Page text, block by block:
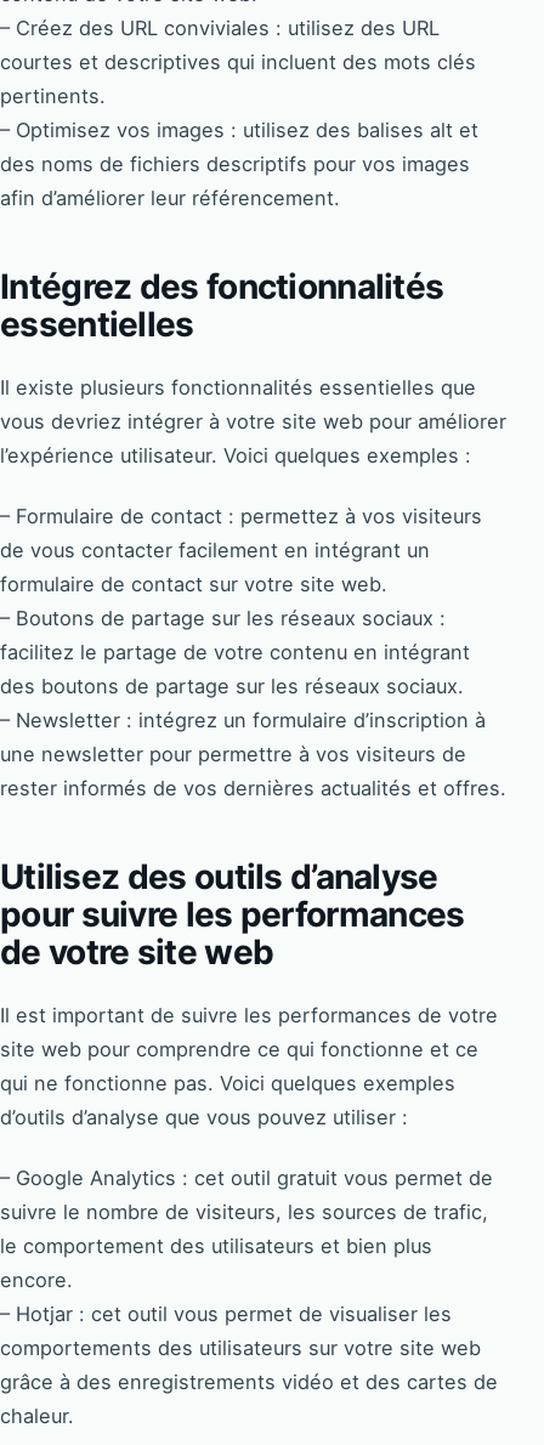
– Créez des URL conviviales : utilisez des URL
courtes et descriptives qui incluent des mots clés
pertinents.
– Optimisez vos images : utilisez des balises alt et
des noms de fichiers descriptifs pour vos images
afin d’améliorer leur référencement.
Intégrez des fonctionnalités
essentielles
Il existe plusieurs fonctionnalités essentielles que
vous devriez intégrer à votre site web pour améliorer
l’expérience utilisateur. Voici quelques exemples :
– Formulaire de contact : permettez à vos visiteurs
de vous contacter facilement en intégrant un
formulaire de contact sur votre site web.
– Boutons de partage sur les réseaux sociaux :
facilitez le partage de votre contenu en intégrant
des boutons de partage sur les réseaux sociaux.
– Newsletter : intégrez un formulaire d’inscription à
une newsletter pour permettre à vos visiteurs de
rester informés de vos dernières actualités et offres.
Utilisez des outils d’analyse
pour suivre les performances
de votre site web
Il est important de suivre les performances de votre
site web pour comprendre ce qui fonctionne et ce
qui ne fonctionne pas. Voici quelques exemples
d’outils d’analyse que vous pouvez utiliser :
– Google Analytics : cet outil gratuit vous permet de
suivre le nombre de visiteurs, les sources de trafic,
le comportement des utilisateurs et bien plus
encore.
– Hotjar : cet outil vous permet de visualiser les
comportements des utilisateurs sur votre site web
grâce à des enregistrements vidéo et des cartes de
chaleur.